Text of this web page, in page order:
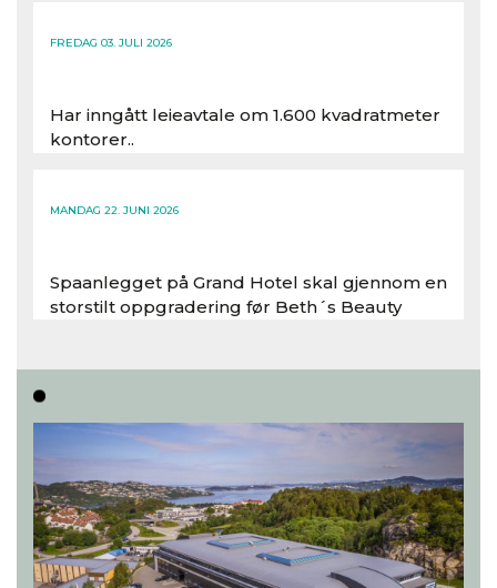
FREDAG 03. JULI 2026
Har inngått leieavtale om 1.600 kvadratmeter
kontorer..
MANDAG 22. JUNI 2026
Spaanlegget på Grand Hotel skal gjennom en
storstilt oppgradering før Beth´s Beauty
Les hele artikkelen